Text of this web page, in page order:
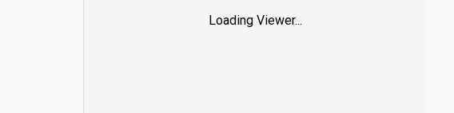
Loading Viewer...